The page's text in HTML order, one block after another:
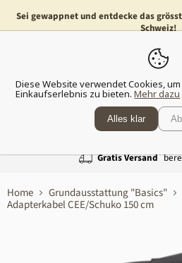
Sei gewappnet und entdecke das
Schweiz!
Menü
Gratis Versand
Home
Grundausstattung "Basics"
Adapterkabel CEE/Schuko 150 cm
Diese Website verwendet Cookies,
Einkaufserlebnis zu bieten. Mehr dazu
Alles klar